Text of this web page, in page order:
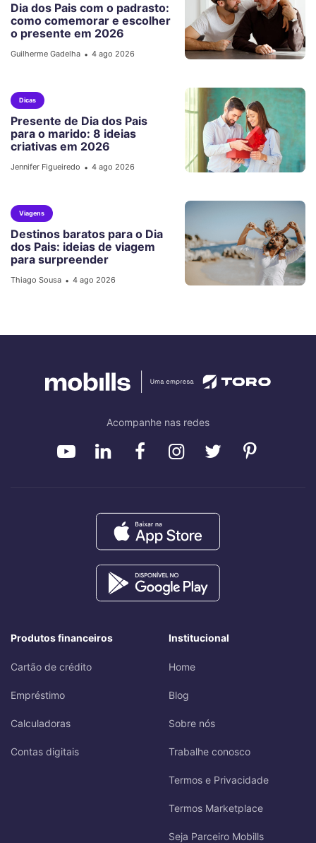
Dia dos Pais com o padrasto:
como comemorar e escolher
o presente em 2026
Guilherme Gadelha • 4 ago 2026
Dicas
Presente de Dia dos Pais
para o marido: 8 ideias
criativas em 2026
Jennifer Figueiredo • 4 ago 2026
Viagens
Destinos baratos para o Dia
dos Pais: ideias de viagem
para surpreender
Thiago Sousa • 4 ago 2026
Acompanhe nas redes
Produtos financeiros
Cartão de crédito
Empréstimo
Calculadoras
Contas digitais
Institucional
Home
Blog
Sobre nós
Trabalhe conosco
Termos e Privacidade
Termos Marketplace
Seja Parceiro Mobills